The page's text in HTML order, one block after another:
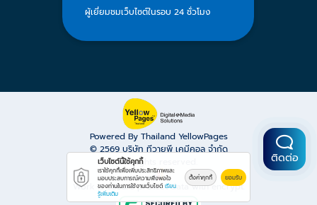
ผู้เยี่ยมชมเว็บไซต์ในรอบ 24 ชั่วโมง
Powered By Thailand YellowPages
© 2569บริษัท ทีวายพี เคมีคอล จำกัด
All rights reserved.
Work is secure protect data with encrypt.
ติดต่อ
เว็บไซต์นี้ใช้คุกกี้
เราใช้คุกกี้เพื่อเพิ่มประสิทธิภาพและ
มอบประสบการณ์ความพึงพอใจ
ของท่านในการใช้งานเว็บไซต์ เรียน
รู้เพิ่มเติม
ตั้งค่าคุกกี้ ยอมรับ